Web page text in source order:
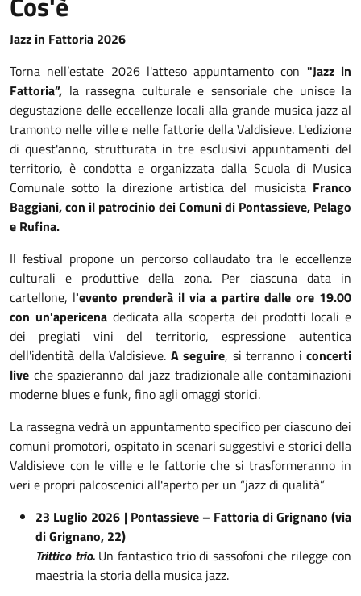
Jazz in Fattoria 2026
Torna nell’estate 2026 l'atteso appuntamento con "Jazz in
Fattoria”, la rassegna culturale e sensoriale che unisce la
degustazione delle eccellenze locali alla grande musica jazz al
tramonto nelle ville e nelle fattorie della Valdisieve. L'edizione
di quest'anno, strutturata in tre esclusivi appuntamenti del
territorio, è condotta e organizzata dalla Scuola di Musica
Comunale sotto la direzione artistica del musicista Franco
Baggiani, con il patrocinio dei Comuni di Pontassieve, Pelago
e Rufina.
Il festival propone un percorso collaudato tra le eccellenze
culturali e produttive della zona. Per ciascuna data in
cartellone, l'evento prenderà il via a partire dalle ore 19.00
con un'apericenadedicata alla scoperta dei prodotti locali e
dei pregiati vini del territorio, espressione autentica
dell'identità della Valdisieve. A seguire, si terranno i concerti
live che spazieranno dal jazz tradizionale alle contaminazioni
moderne blues e funk, fino agli omaggi storici.
La rassegna vedrà un appuntamento specifico per ciascuno dei
comuni promotori, ospitato in scenari suggestivi e storici della
Valdisieve con le ville e le fattorie che si trasformeranno in
veri e propri palcoscenici all'aperto per un “jazz di qualità”
23 Luglio 2026 | Pontassieve – Fattoria di Grignano (via
di Grignano, 22)
Trittico trio.Un fantastico trio di sassofoni che rilegge con
maestria la storia della musica jazz.